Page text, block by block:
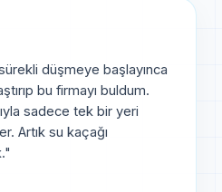
düşmeye başlayınca
bu firmayı buldum.
sadece tek bir yeri
Artık su kaçağı
"